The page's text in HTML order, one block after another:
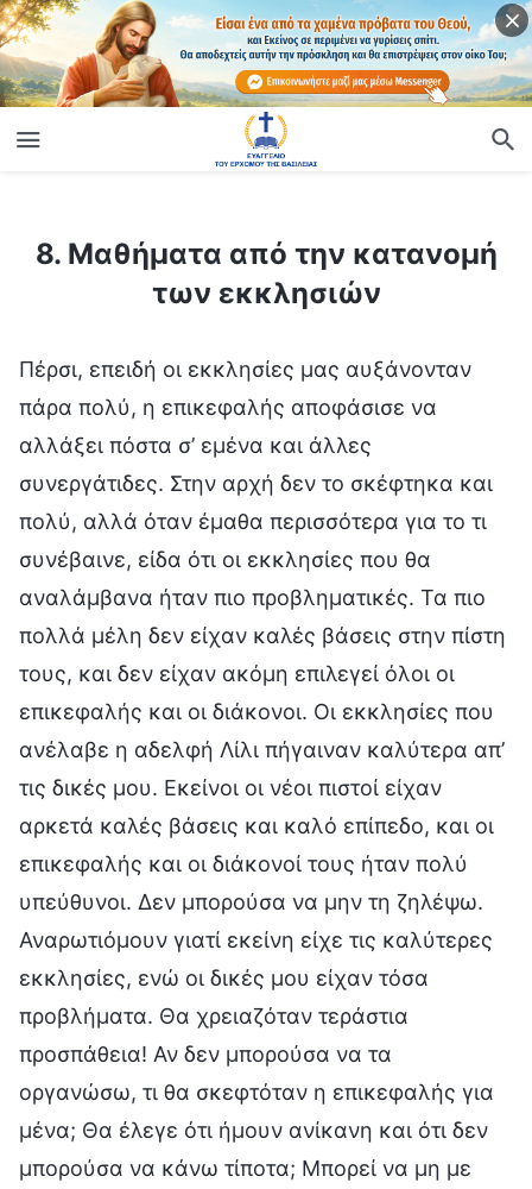
8. Μαθήματα από την κατανομή των εκκλησιών
8. Μαθήματα από την κατανομή
των εκκλησιών
Πέρσι, επειδή οι εκκλησίες μας αυξάνονταν
πάρα πολύ, η επικεφαλής αποφάσισε να
αλλάξει πόστα σ’ εμένα και άλλες
συνεργάτιδες. Στην αρχή δεν το σκέφτηκα και
πολύ, αλλά όταν έμαθα περισσότερα για το τι
συνέβαινε, είδα ότι οι εκκλησίες που θα
αναλάμβανα ήταν πιο προβληματικές. Τα πιο
πολλά μέλη δεν είχαν καλές βάσεις στην πίστη
τους, και δεν είχαν ακόμη επιλεγεί όλοι οι
επικεφαλής και οι διάκονοι. Οι εκκλησίες που
ανέλαβε η αδελφή Λίλι πήγαιναν καλύτερα απ’
τις δικές μου. Εκείνοι οι νέοι πιστοί είχαν
αρκετά καλές βάσεις και καλό επίπεδο, και οι
επικεφαλής και οι διάκονοί τους ήταν πολύ
υπεύθυνοι. Δεν μπορούσα να μην τη ζηλέψω.
Αναρωτιόμουν γιατί εκείνη είχε τις καλύτερες
εκκλησίες, ενώ οι δικές μου είχαν τόσα
προβλήματα. Θα χρειαζόταν τεράστια
προσπάθεια! Αν δεν μπορούσα να τα
οργανώσω, τι θα σκεφτόταν η επικεφαλής για
μένα; Θα έλεγε ότι ήμουν ανίκανη και ότι δεν
μπορούσα να κάνω τίποτα; Μπορεί να μη με